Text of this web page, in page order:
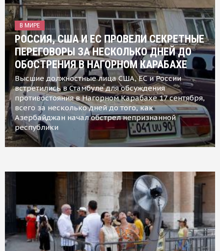
В МИРЕ
РОССИЯ, США И ЕС ПРОВЕЛИ СЕКРЕТНЫЕ
ПЕРЕГОВОРЫ ЗА НЕСКОЛЬКО ДНЕЙ ДО
ОБОСТРЕНИЯ В НАГОРНОМ КАРАБАХЕ
Высшие должностные лица США, ЕС и России
встретились в Стамбуле для обсуждения
противостояния в Нагорном Карабахе 17 сентября,
всего за несколько дней до того, как
Азербайджан начал обстрел непризнанной
республики